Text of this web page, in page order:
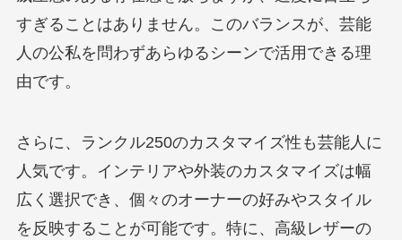
すぎることはありません。このバランスが、芸能
人の公私を問わずあらゆるシーンで活用できる理
由です。
さらに、ランクル250のカスタマイズ性も芸能人に
人気です。インテリアや外装のカスタマイズは幅
広く選択でき、個々のオーナーの好みやスタイル
を反映することが可能です。特に、高級レザーの